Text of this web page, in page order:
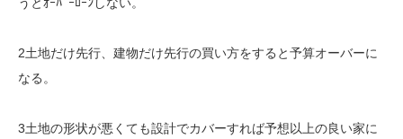
2土地だけ先行、建物だけ先行の買い方をすると予算オーバーに
なる。
3土地の形状が悪くても設計でカバーすれば予想以上の良い家に